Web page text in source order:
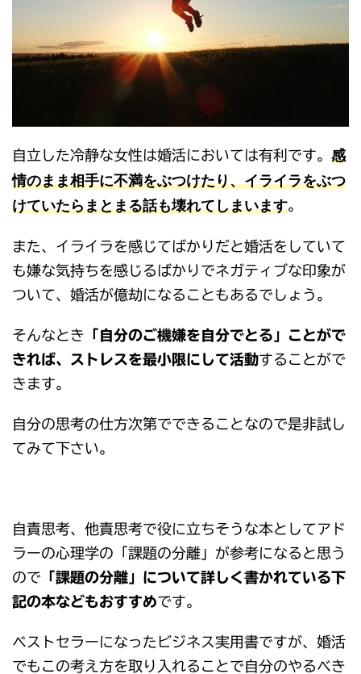
自立した冷静な女性は婚活においては有利です。 感
情のまま相手に不満をぶつけたり、イライラをぶつ
けていたらまとまる話も壊れてしまいます。
また、イライラを感じてばかりだと婚活をしていて
も嫌な気持ちを感じるばかりでネガティブな印象が
ついて、婚活が億劫になることもあるでしょう。
そんなとき 「自分のご機嫌を自分でとる」ことがで
きれば、ストレスを最小限にして活動することがで
きます。
自分の思考の仕方次第でできることなので是非試し
てみて下さい。
自責思考、他責思考で役に立ちそうな本としてアド
ラーの心理学の「課題の分離」が参考になると思う
ので 「課題の分離」について詳しく書かれている下
記の本などもおすすめです。
ベストセラーになったビジネス実用書ですが、婚活
でもこの考え方を取り入れることで自分のやるべき